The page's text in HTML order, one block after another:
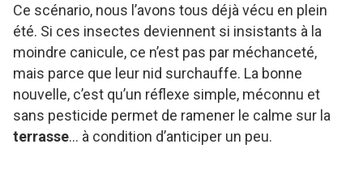
Ce scénario, nous l’avons tous déjà vécu en plein
été. Si ces insectes deviennent si insistants à la
moindre canicule, ce n’est pas par méchanceté,
mais parce que leur nid surchauffe. La bonne
nouvelle, c’est qu’un réflexe simple, méconnu et
sans pesticide permet de ramener le calme sur la
terrasse… à condition d’anticiper un peu.